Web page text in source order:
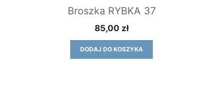
Broszka RYBKA 37
85,00 zł
DODAJ DO KOSZYKA